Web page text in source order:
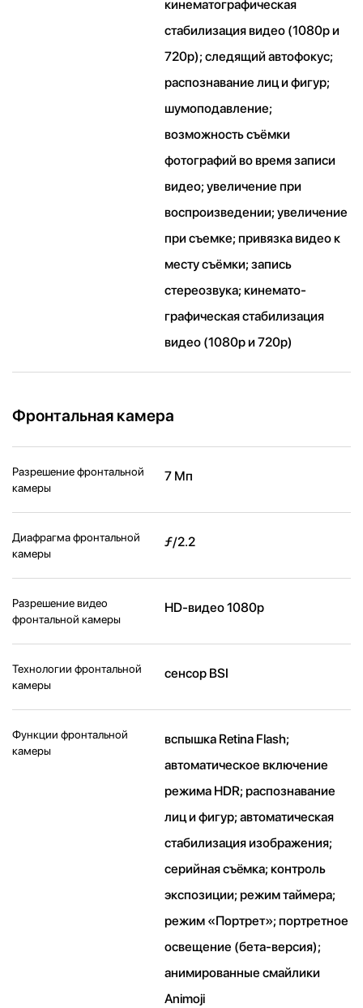
кинематографическая
стабилизация видео (1080p и
720p); следящий автофокус;
распознавание лиц и фигур;
шумоподавление;
возможность съёмки
фотографий во время записи
видео; увеличение при
воспроизведении; увеличение
при съемке; привязка видео к
месту съёмки; запись
стереозвука; кинемато­
графическая стабилизация
видео (1080p и 720p)
Фронтальная камера
Разрешение фронтальной
камеры
7 Мп
Диафрагма фронтальной
камеры
ƒ/2.2
Разрешение видео
фронтальной камеры
HD-видео 1080p
Технологии фронтальной
камеры
сенсор BSI
Функции фронтальной
камеры
вспышка Retina Flash;
автоматическое включение
режима HDR; распознавание
лиц и фигур; автоматическая
стабилизация изображения;
серийная съëмка; контроль
экспозиции; режим таймера;
режим «Портрет»; портретное
освещение (бета-версия);
анимированные смайлики
Animoji